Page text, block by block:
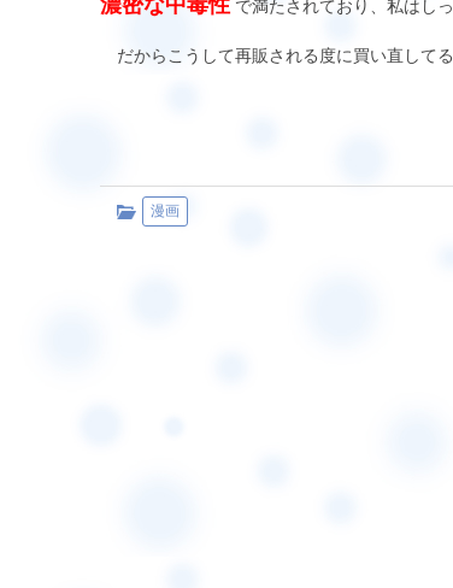
濃密な中毒性 で満たされており、私はし
だからこうして再販される度に買い直して
漫画